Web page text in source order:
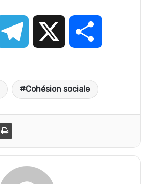
l
Cohésion sociale